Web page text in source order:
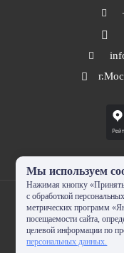
© 2010-2024 -
Мы используем
Нажимая кнопку «Принять
с обработкой
метрических программ
посещаемости сайта,
целевой информации по
персональных данных.